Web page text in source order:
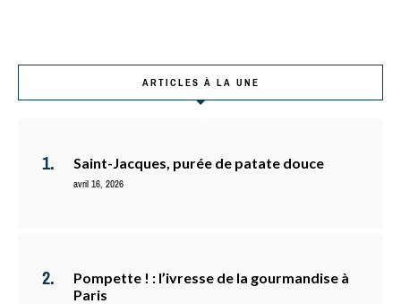
ARTICLES À LA UNE
Saint-Jacques, purée de patate douce
avril 16, 2026
Pompette ! : l’ivresse de la gourmandise à
Paris